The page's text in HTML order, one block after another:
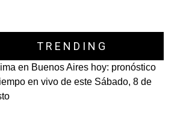
TRENDING